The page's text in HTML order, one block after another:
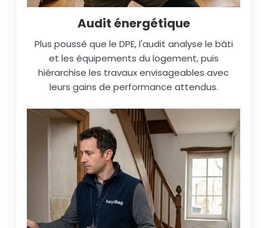
Audit énergétique
Plus poussé que le DPE, l'audit analyse le bâti
et les équipements du logement, puis
hiérarchise les travaux envisageables avec
leurs gains de performance attendus.